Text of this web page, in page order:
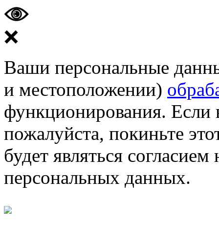
❌
Ваши персональные
и местоположении)
функционирования.
пожалуйста, покиньте
будет являться
персональных данных.